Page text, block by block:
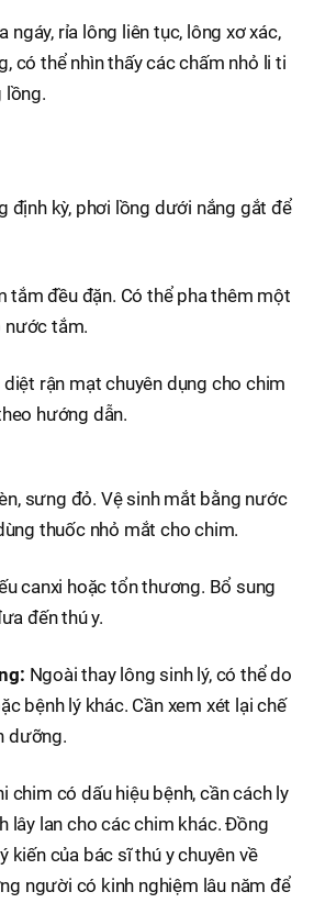
ngáy, rỉa lông liên tục, lông xơ xác,
có thể nhìn thấy các chấm nhỏ li ti
lồng.
định kỳ, phơi lồng dưới nắng gắt để
tắm đều đặn. Có thể pha thêm một
nước tắm.
rận mạt chuyên dụng cho chim
hướng dẫn.
sưng đỏ. Vệ sinh mắt bằng nước
thuốc nhỏ mắt cho chim.
canxi hoặc tổn thương. Bổ sung
đến thú y.
Ngoài thay lông sinh lý, có thể do
bệnh lý khác. Cần xem xét lại chế
dưỡng.
chim có dấu hiệu bệnh, cần cách ly
lây lan cho các chim khác. Đồng
kiến của bác sĩ thú y chuyên về
người có kinh nghiệm lâu năm để